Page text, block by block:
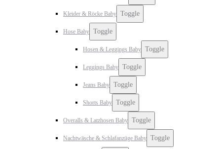
Kleider & Röcke Baby Toggle
Hose Baby Toggle
Hosen & Leggings Baby Toggle
Leggings Baby Toggle
Jeans Baby Toggle
Shorts Baby Toggle
Overalls & Latzhosen Baby Toggle
Nachtwäsche & Schlafanzüge Baby Toggle